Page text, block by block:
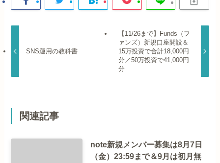
SNS運用の教科書
【11/26まで】Funds（フ
ァンズ）新規口座開設＆
15万投資で合計18,000円
分／50万投資で41,000円
分
関連記事
note新規メンバー募集は8月7日
（金）23:59まで＆9月は初月無